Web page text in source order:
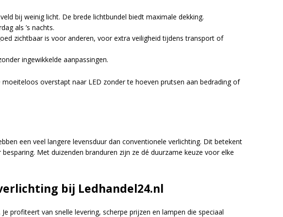
bij weinig licht. De brede lichtbundel biedt maximale dekking.
als ’s nachts.
zichtbaar is voor anderen, voor extra veiligheid tijdens transport of
ingewikkelde aanpassingen.
overstapt naar LED zonder te hoeven prutsen aan bedrading of
een veel langere levensduur dan conventionele verlichting. Dit betekent
Met duizenden branduren zijn ze dé duurzame keuze voor elke
bij Ledhandel24.nl
profiteert van snelle levering, scherpe prijzen en lampen die speciaal